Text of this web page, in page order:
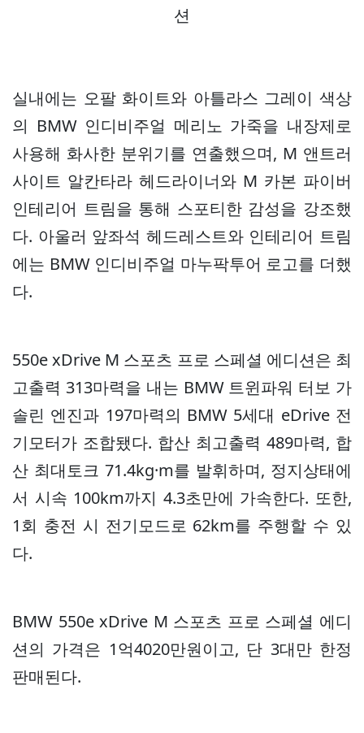
션
실내에는 오팔 화이트와 아틀라스 그레이 색상
의 BMW 인디비주얼 메리노 가죽을 내장제로
사용해 화사한 분위기를 연출했으며, M 앤트러
사이트 알칸타라 헤드라이너와 M 카본 파이버
인테리어 트림을 통해 스포티한 감성을 강조했
다. 아울러 앞좌석 헤드레스트와 인테리어 트림
에는 BMW 인디비주얼 마누팍투어 로고를 더했
다.
550e xDrive M 스포츠 프로 스페셜 에디션은 최
고출력 313마력을 내는 BMW 트윈파워 터보 가
솔린 엔진과 197마력의 BMW 5세대 eDrive 전
기모터가 조합됐다. 합산 최고출력 489마력, 합
산 최대토크 71.4kg·m를 발휘하며, 정지상태에
서 시속 100km까지 4.3초만에 가속한다. 또한,
1회 충전 시 전기모드로 62km를 주행할 수 있
다.
BMW 550e xDrive M 스포츠 프로 스페셜 에디
션의 가격은 1억4020만원이고, 단 3대만 한정
판매된다.